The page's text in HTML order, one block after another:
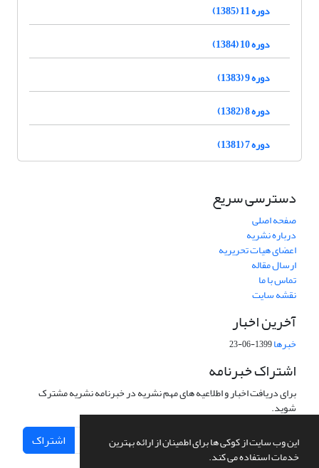
این وب سایت از کوکی ها برای اطمینان از ارائه بهترین
خدمات استفاده می کند.
دوره 11 (1385)
دوره 10 (1384)
دوره 9 (1383)
دوره 8 (1382)
دوره 7 (1381)
دسترسی سریع
صفحه اصلی
درباره نشریه
اعضای هیات تحریریه
ارسال مقاله
تماس با ما
نقشه سایت
آخرین اخبار
خبرها1399-06-23
اشتراک خبرنامه
برای دریافت اخبار و اطلاعیه های مهم نشریه در خبرنامه نشریه مشترک
شوید.
اشتراک